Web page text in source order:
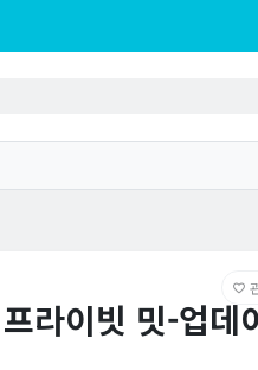
favorite_border
라이빗 밋-업데